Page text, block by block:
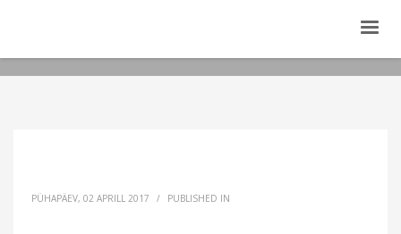
PÜHAPÄEV, 02 APRILL 2017 / PUBLISHED IN